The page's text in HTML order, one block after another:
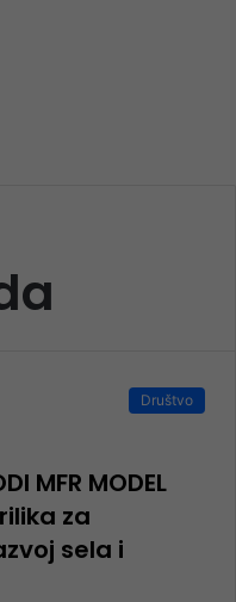
Društvo
MFR MODEL
za
sela i